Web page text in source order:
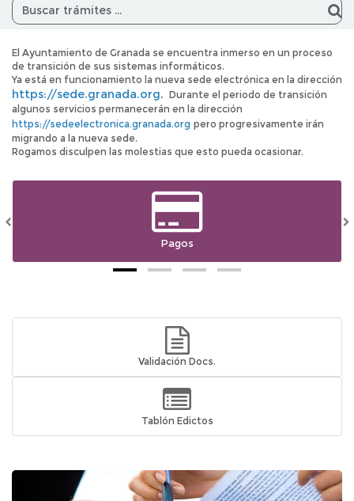
El Ayuntamiento de Granada se encuentra inmerso en un proceso
de transición de sus sistemas informáticos.
Ya está en funcionamiento la nueva sede electrónica en la dirección
https://sede.granada.org. Durante el periodo de transición
algunos servicios permanecerán en la dirección
https://sedeelectronica.granada.org pero progresivamente irán
migrando a la nueva sede.
Rogamos disculpen las molestias que esto pueda ocasionar.
Pagos
Validación Docs.
Tablón Edictos